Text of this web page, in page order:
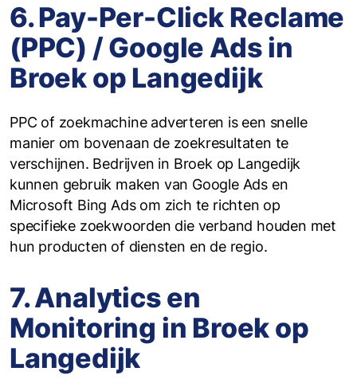
6. Pay-Per-Click Reclame
(PPC) / Google Ads in
Broek op Langedijk
PPC of zoekmachine adverteren is een snelle
manier om bovenaan de zoekresultaten te
verschijnen. Bedrijven in Broek op Langedijk
kunnen gebruik maken van Google Ads en
Microsoft Bing Ads om zich te richten op
specifieke zoekwoorden die verband houden met
hun producten of diensten en de regio.
7. Analytics en
Monitoring in Broek op
Langedijk